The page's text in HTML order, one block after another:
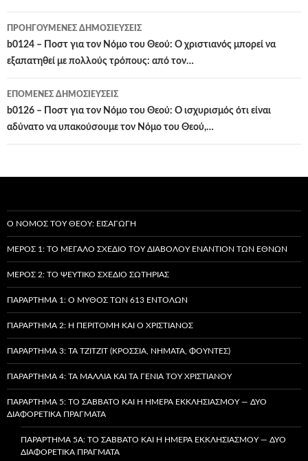
Πλοήγηση
άρθρων
ΠΡΟΗΓΟΎΜΕΝΕΣ ΔΗΜΟΣΙΕΎΣΕΙΣ
b0124 – Ποστ για τον Νόμο του Θεού: Ο χριστιανός μπορεί να
εξαπατηθεί με πολλούς τρόπους: από τον…
ΕΠΌΜΕΝΕΣ ΔΗΜΟΣΙΕΎΣΕΙΣ
b0126 – Ποστ για τον Νόμο του Θεού: Ο ισχυρισμός ότι είναι
αδύνατο να υπακούσουμε τον Νόμο του Θεού,…
Ο ΝΌΜΟΣ ΤΟΥ ΘΕΟΎ: ΕΙΣΑΓΩΓΉ
ΜΈΡΟΣ 1: ΤΟ ΜΕΓΆΛΟ ΣΧΈΔΙΟ ΤΟΥ ΔΙΑΒΌΛΟΥ ΕΝΑΝΤΊΟΝ ΤΩΝ ΕΘΝΏΝ
ΜΈΡΟΣ 2: ΤΟ ΨΕΎΤΙΚΟ ΣΧΈΔΙΟ ΣΩΤΗΡΊΑΣ
ΠΑΡΆΡΤΗΜΑ 1: Ο ΜΎΘΟΣ ΤΩΝ 613 ΕΝΤΟΛΏΝ
ΠΑΡΆΡΤΗΜΑ 2: Η ΠΕΡΙΤΟΜΉ ΚΑΙ Ο ΧΡΙΣΤΙΑΝΌΣ
ΠΑΡΆΡΤΗΜΑ 3: ΤΑ TZITZIT (ΚΡΌΣΣΙΑ, ΝΉΜΑΤΑ, ΦΟΎΝΤΕΣ)
ΠΑΡΆΡΤΗΜΑ 4: ΤΑ ΜΑΛΛΙΆ ΚΑΙ ΤΑ ΓΈΝΙΑ ΤΟΥ ΧΡΙΣΤΙΑΝΟΎ
ΠΑΡΆΡΤΗΜΑ 5: ΤΟ ΣΆΒΒΑΤΟ ΚΑΙ Η ΗΜΈΡΑ ΕΚΚΛΗΣΙΑΣΜΟΎ — ΔΎΟ
ΔΙΑΦΟΡΕΤΙΚΆ ΠΡΆΓΜΑΤΑ
ΠΑΡΆΡΤΗΜΑ 5A: ΤΟ ΣΆΒΒΑΤΟ ΚΑΙ Η ΗΜΈΡΑ ΕΚΚΛΗΣΙΑΣΜΟΎ — ΔΎΟ
ΔΙΑΦΟΡΕΤΙΚΆ ΠΡΆΓΜΑΤΑ